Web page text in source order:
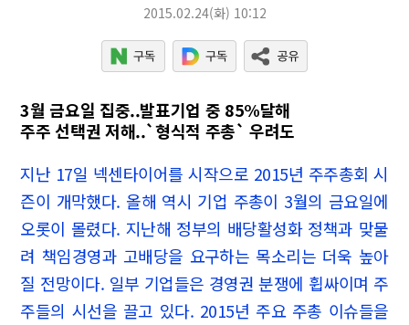
2015.02.24(화) 10:12
3월 금요일 집중..발표기업 중 85%달해
주주 선택권 저해..`형식적 주총` 우려도
지난 17일 넥센타이어를 시작으로 2015년 주주총회 시
즌이 개막했다. 올해 역시 기업 주총이 3월의 금요일에
오롯이 몰렸다. 지난해 정부의 배당활성화 정책과 맞물
려 책임경영과 고배당을 요구하는 목소리는 더욱 높아
질 전망이다. 일부 기업들은 경영권 분쟁에 휩싸이며 주
주들의 시선을 끌고 있다. 2015년 주요 주총 이슈들을